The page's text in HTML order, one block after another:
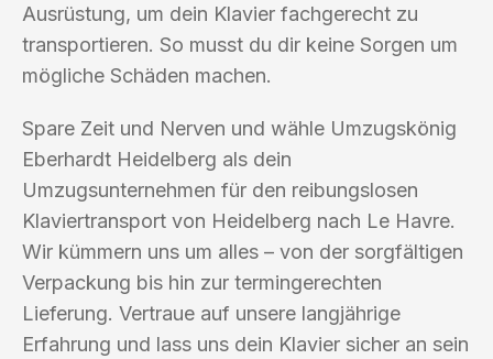
Ausrüstung, um dein Klavier fachgerecht zu
transportieren. So musst du dir keine Sorgen um
mögliche Schäden machen.
Spare Zeit und Nerven und wähle Umzugskönig
Eberhardt Heidelberg als dein
Umzugsunternehmen für den reibungslosen
Klaviertransport von Heidelberg nach Le Havre.
Wir kümmern uns um alles – von der sorgfältigen
Verpackung bis hin zur termingerechten
Lieferung. Vertraue auf unsere langjährige
Erfahrung und lass uns dein Klavier sicher an sein